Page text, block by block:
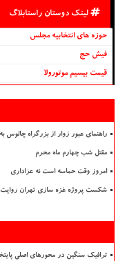
لینک دوستان راستابلاگ
حوزه های انتخابیه مجلس
فیش حج
قیمت بیسیم موتورولا
راهنمای عبور زوار از بزرگراه چالوس
مقتل شب چهارم ماه محرم
امروز وقت حماسه است نه عزاداری
شکست پروژه غزه سازی تهران
ترافیک سنگین در محورهای اصلی